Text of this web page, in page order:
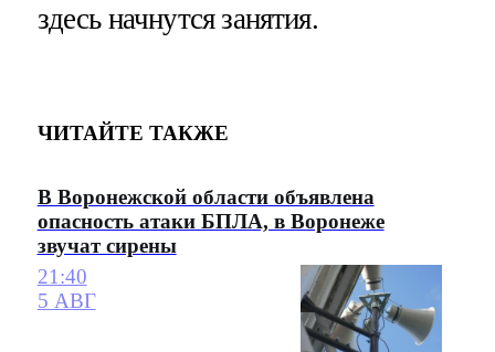
здесь начнутся занятия.
ЧИТАЙТЕ ТАКЖЕ
В Воронежской области объявлена
опасность атаки БПЛА, в Воронеже
звучат сирены
21:40
5 АВГ